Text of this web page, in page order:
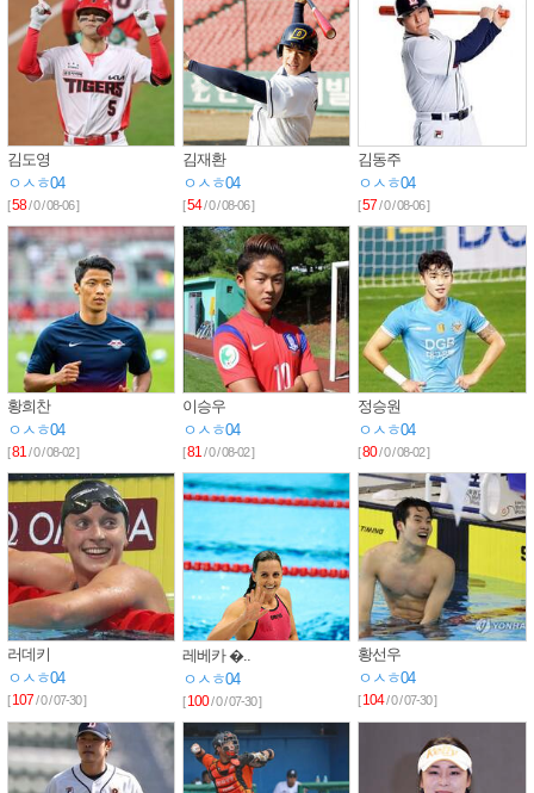
김도영
ㅇㅅㅎ04
[58/ 0 / 08-06 ]
김재환
ㅇㅅㅎ04
[54/ 0 / 08-06 ]
김동주
ㅇㅅㅎ04
[57/ 0 / 08-06 ]
황희찬
ㅇㅅㅎ04
[81/ 0 / 08-02 ]
이승우
ㅇㅅㅎ04
[81/ 0 / 08-02 ]
정승원
ㅇㅅㅎ04
[80/ 0 / 08-02 ]
러데키
ㅇㅅㅎ04
[107/ 0 / 07-30 ]
레베카 �..
ㅇㅅㅎ04
[100/ 0 / 07-30 ]
황선우
ㅇㅅㅎ04
[104/ 0 / 07-30 ]